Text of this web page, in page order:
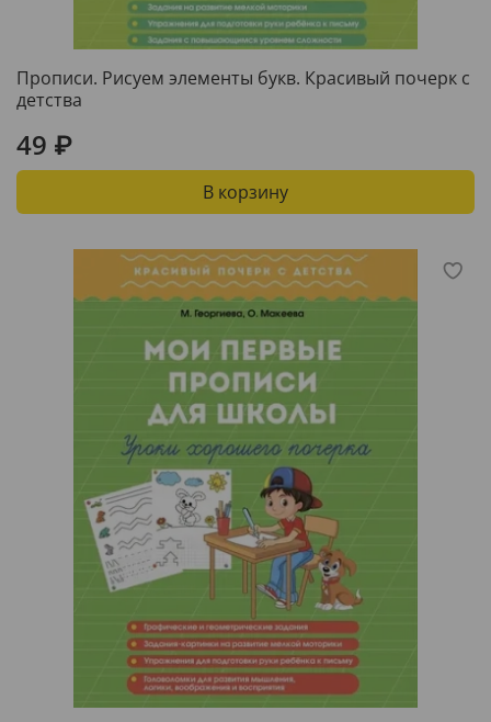
Прописи. Рисуем элементы букв. Красивый почерк с
детства
49 ₽
В корзину